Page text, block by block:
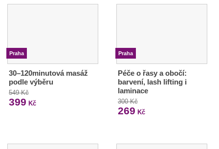
Praha
30–120minutová masáž
podle výběru
549 Kč
399 Kč
Praha
Péče o řasy a obočí:
barvení, lash lifting i
laminace
300 Kč
269 Kč